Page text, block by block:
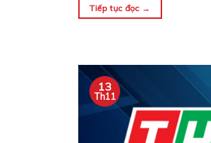
Tiếp tục đọc →
13
Th11